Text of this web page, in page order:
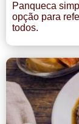
Panqueca
opção para
todos.